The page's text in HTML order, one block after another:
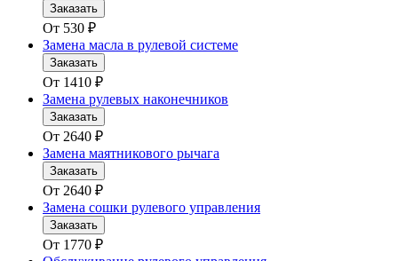
Заказать
От 530 ₽
Замена масла в рулевой системе
Заказать
От 1410 ₽
Замена рулевых наконечников
Заказать
От 2640 ₽
Замена маятникового рычага
Заказать
От 2640 ₽
Замена сошки рулевого управления
Заказать
От 1770 ₽